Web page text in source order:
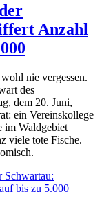
Anzahl
nie vergessen.
des
dem 20. Juni,
ein Vereinskollege
im Waldgebiet
viele tote Fische.
Schwartau:
bis zu 5.000